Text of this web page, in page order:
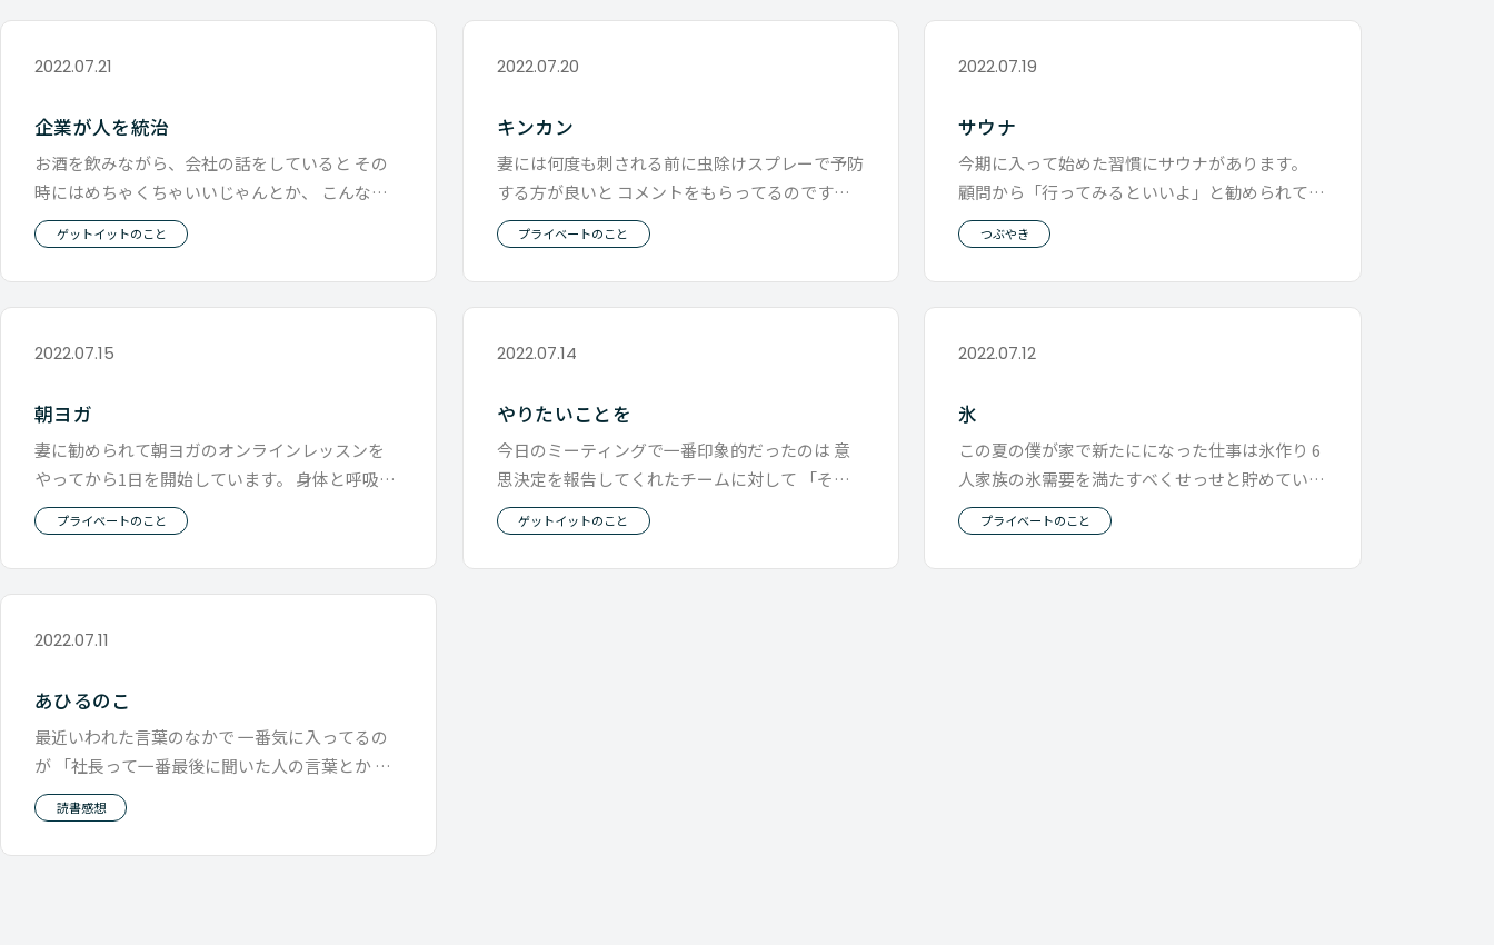
2022.07.21
企業が人を統治
お酒を飲みながら、会社の話をしていると その
時にはめちゃくちゃいいじゃんとか、 こんなこ
と気をつけないとと思っても 翌朝
ゲットイットのこと
2022.07.20
キンカン
妻には何度も刺される前に虫除けスプレーで予防
する方が良いと コメントをもらってるのです
が、習慣化することができず 結局マ
プライベートのこと
2022.07.19
サウナ
今期に入って始めた習慣にサウナがあります。
顧問から「行ってみるといいよ」と勧められて、
ものは試しと思い行ったところ
つぶやき
2022.07.15
朝ヨガ
妻に勧められて朝ヨガのオンラインレッスンを
やってから1日を開始しています。 身体と呼吸と
心とが一体になっていく そんな
プライベートのこと
2022.07.14
やりたいことを
今日のミーティングで一番印象的だったのは 意
思決定を報告してくれたチームに対して 「それ
って本当にやりたいことだったの？
ゲットイットのこと
2022.07.12
氷
この夏の僕が家で新たにになった仕事は氷作り 6
人家族の氷需要を満たすべくせっせと貯めていま
すが、 冷蔵庫の標準機能だけで
プライベートのこと
2022.07.11
あひるのこ
最近いわれた言葉のなかで 一番気に入ってるの
が 「社長って一番最後に聞いた人の言葉とか 最
近読んだ本の意見に寄りがちです
読書感想